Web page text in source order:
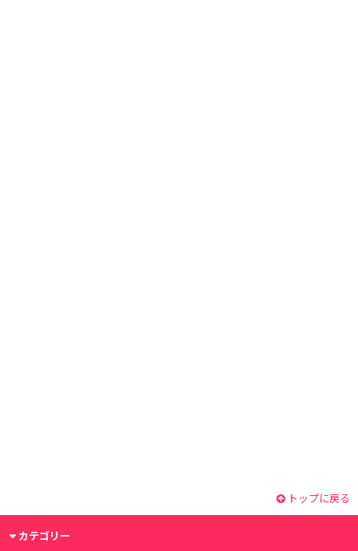
トップに戻る
カテゴリー